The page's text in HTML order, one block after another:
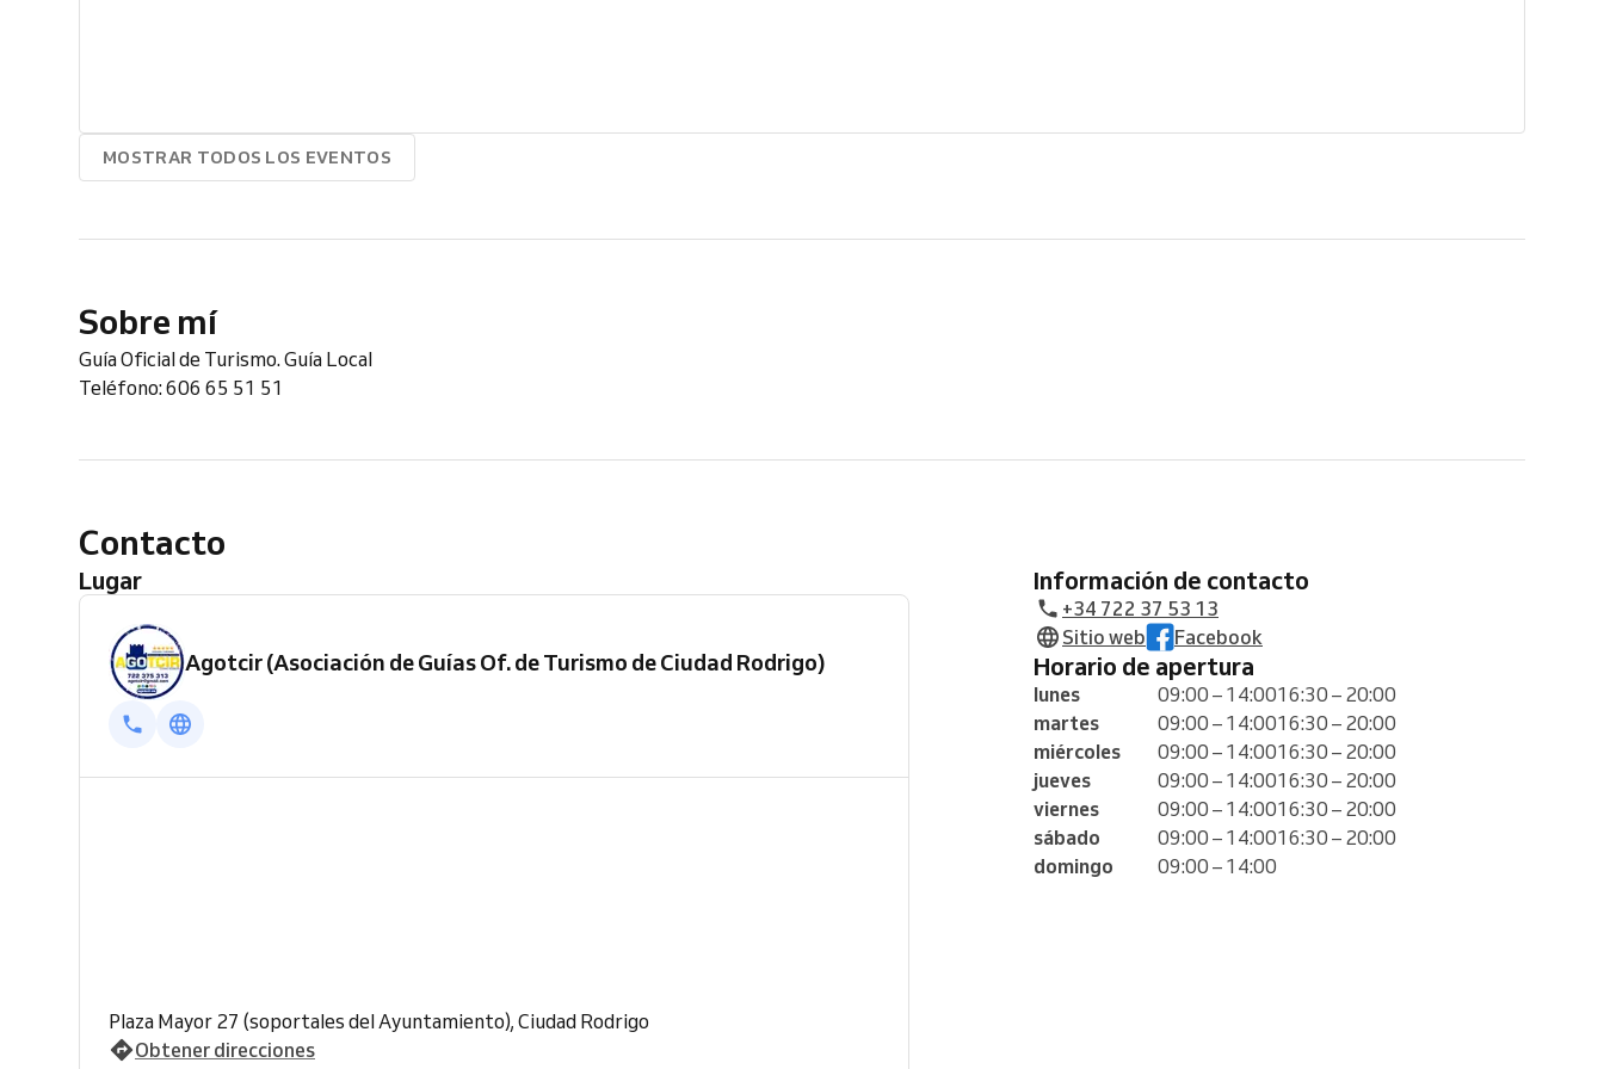
MOSTRAR TODOS LOS EVENTOS
Sobre mí
Guía Oficial de Turismo. Guía Local
Teléfono: 606 65 51 51
Contacto
Lugar
Agotcir (Asociación de Guías Of. de Turismo de Ciudad Rodrigo)
Plaza Mayor 27 (soportales del Ayuntamiento), Ciudad Rodrigo
Obtener direcciones
Información de contacto
+34 722 37 53 13
Sitio web
Facebook
Horario de apertura
lunes 09:00 – 14:0016:30 – 20:00
martes
09:00 – 14:0016:30 – 20:00
miércoles
09:00 – 14:0016:30 – 20:00
jueves
09:00 – 14:0016:30 – 20:00
viernes
09:00 – 14:0016:30 – 20:00
sábado
09:00 – 14:0016:30 – 20:00
domingo
09:00 – 14:00